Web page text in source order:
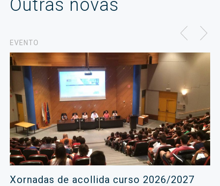
Outras novas
EVENTO
Xornadas de acollida curso 2026/2027